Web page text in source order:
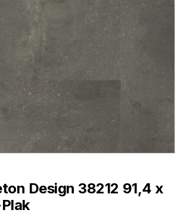
Design 38212 91,4 x